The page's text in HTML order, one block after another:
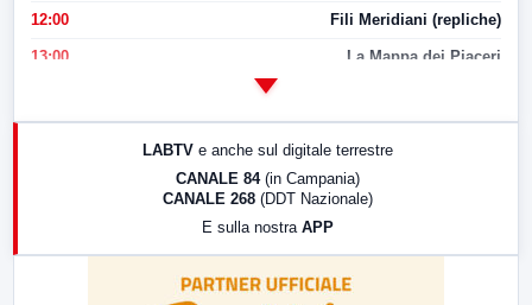
12:00 Fili Meridiani (repliche)
13:00 La Mappa dei Piaceri
17:00 LabNews (replica)
LABTV e anche sul digitale terrestre
CANALE 84 (in Campania)
CANALE 268 (DDT Nazionale)
E sulla nostra APP